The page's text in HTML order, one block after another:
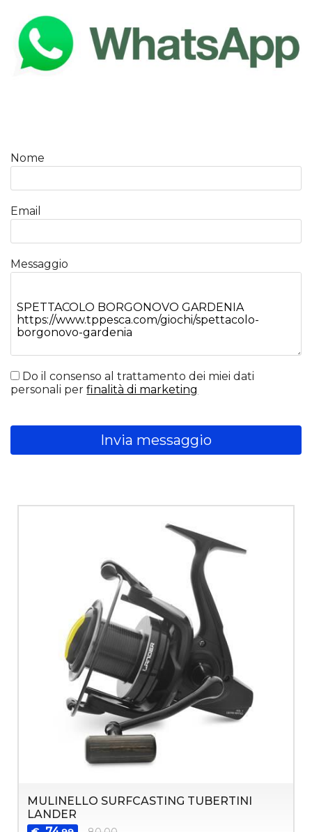
Nome
Email
Messaggio
Do il consenso al trattamento dei miei dati
personali perfinalità di marketing
Invia messaggio
MULINELLO SURFCASTING TUBERTINI
LANDER